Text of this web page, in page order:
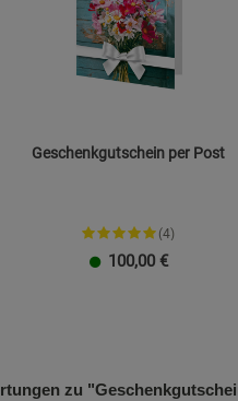
Geschenkgutschein per Post
(4)
100,00 €
zu